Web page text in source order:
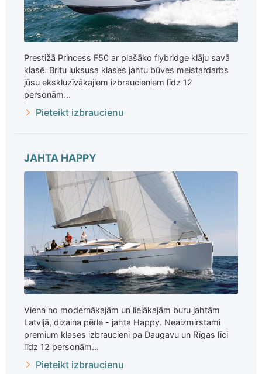
Prestižā Princess F50 ar plašāko flybridge klāju savā
klasē. Britu luksusa klases jahtu būves meistardarbs
jūsu ekskluzīvākajiem izbraucieniem līdz 12
personām...
Pieteikt izbraucienu
JAHTA HAPPY
Viena no modernākajām un lielākajām buru jahtām
Latvijā, dizaina pērle - jahta Happy. Neaizmirstami
premium klases izbraucieni pa Daugavu un Rīgas līci
līdz 12 personām...
Pieteikt izbraucienu